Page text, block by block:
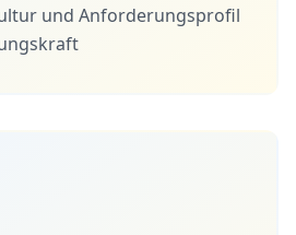
und Anforderungsprofil